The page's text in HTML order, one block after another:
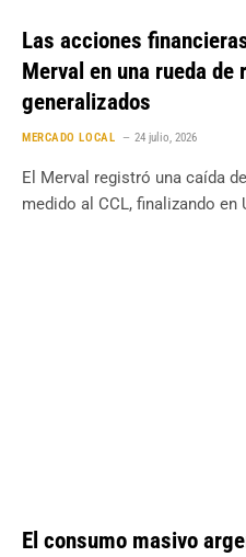
Las acciones
Merval en una rueda de
generalizados
MERCADO LOCAL 24 julio, 2026
El Merval registró una caída
medido al CCL, finalizando en
El consumo masivo